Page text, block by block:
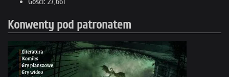
Konwenty pod patronatem